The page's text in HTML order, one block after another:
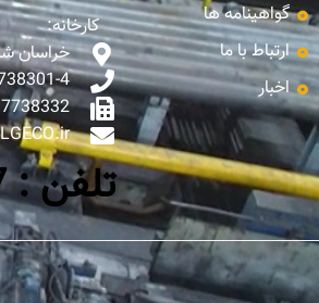
گواهینامه ها
ارتباط با ما
اخبار
کارخانه:
خراسان شمالی ،
4
- 058
تلفن : 0218877857-65